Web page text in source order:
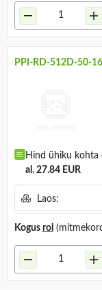
PPI-RD-512D-50-
Hind ühiku kohta
al. 27.84 EUR
Laos:
Kogus rol